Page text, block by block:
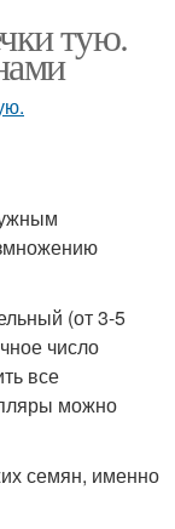
тую.
(от 3-5
число
все
можно
семян, именно